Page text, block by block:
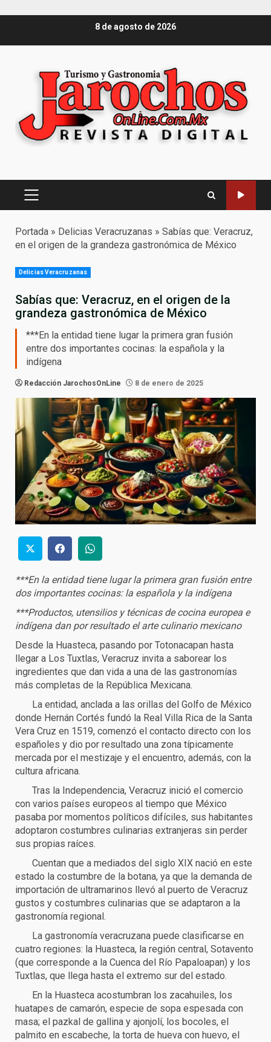
contenido
8 de agosto de 2026
Menú
principal
Portada » Delicias Veracruzanas » Sabías que: Veracruz,
en el origen de la grandeza gastronómica de México
Delicias Veracruzanas
Sabías que: Veracruz, en el origen de la
grandeza gastronómica de México
***En la entidad tiene lugar la primera gran fusión
entre dos importantes cocinas: la española y la
indígena
Redacción JarochosOnLine 8 de enero de 2025
***En la entidad tiene lugar la primera gran fusión entre
dos importantes cocinas: la española y la indígena
***Productos, utensilios y técnicas de cocina europea e
indígena dan por resultado el arte culinario mexicano
Desde la Huasteca, pasando por Totonacapan hasta
llegar a Los Tuxtlas, Veracruz invita a saborear los
ingredientes que dan vida a una de las gastronomías
más completas de la República Mexicana.
La entidad, anclada a las orillas del Golfo de México
donde Hernán Cortés fundó la Real Villa Rica de la Santa
Vera Cruz en 1519, comenzó el contacto directo con los
españoles y dio por resultado una zona típicamente
mercada por el mestizaje y el encuentro, además, con la
cultura africana.
Tras la Independencia, Veracruz inició el comercio
con varios países europeos al tiempo que México
pasaba por momentos políticos difíciles, sus habitantes
adoptaron costumbres culinarias extranjeras sin perder
sus propias raíces.
Cuentan que a mediados del siglo XIX nació en este
estado la costumbre de la botana, ya que la demanda de
importación de ultramarinos llevó al puerto de Veracruz
gustos y costumbres culinarias que se adaptaron a la
gastronomía regional.
La gastronomía veracruzana puede clasificarse en
cuatro regiones: la Huasteca, la región central, Sotavento
(que corresponde a la Cuenca del Río Papaloapan) y los
Tuxtlas, que llega hasta el extremo sur del estado.
En la Huasteca acostumbran los zacahuiles, los
huatapes de camarón, especie de sopa espesada con
masa; el pazkal de gallina y ajonjolí, los bocoles, el
palmito en escabeche, la torta de hueva con huevo, el